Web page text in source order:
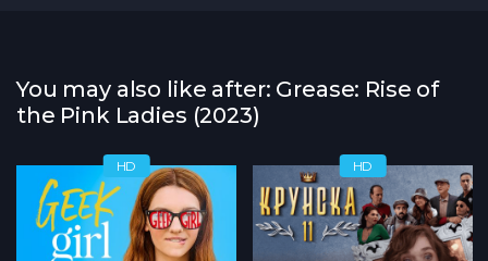
You may also like after: Grease: Rise of
the Pink Ladies (2023)
HD HD